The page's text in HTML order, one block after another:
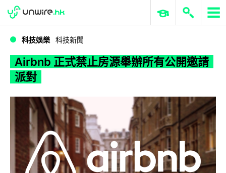
Airbnb 正式禁止房源舉辦所有公開邀請派對
WWDC 2026 ERP 與商業 AI
科技娛樂 科技新聞
Airbnb 正式禁止房源舉辦所有公開邀請
派對